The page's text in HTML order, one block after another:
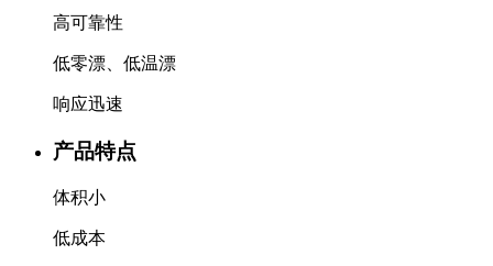
高可靠性
低零漂、低温漂
响应迅速
产品特点
体积小
低成本